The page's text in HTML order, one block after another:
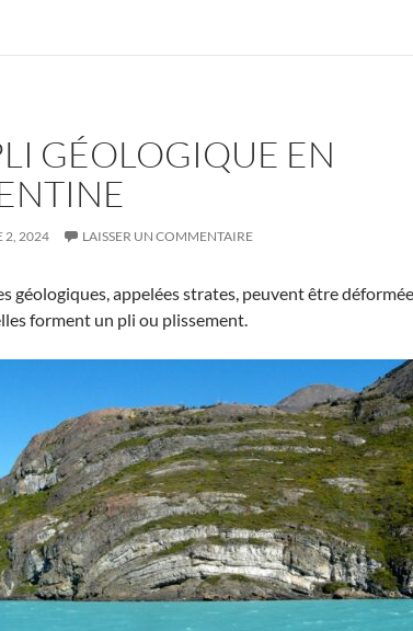
GÉOLOGIQUE EN
2, 2024 LAISSER UN COMMENTAIRE
géologiques, appelées strates, peuvent être
forment un pli ou plissement.